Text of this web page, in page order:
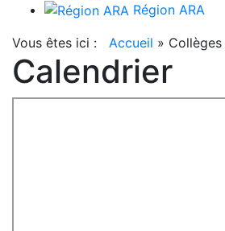
Région ARA
Vous êtes ici : Accueil » Collèges
Calendrier